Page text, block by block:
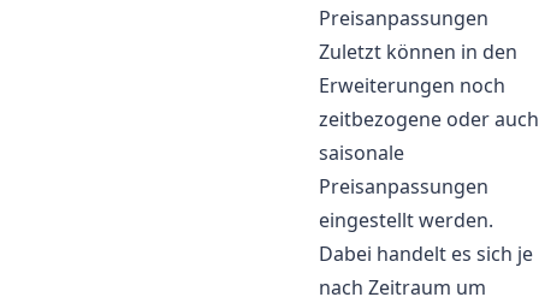
Preisanpassungen
Zuletzt können in den
Erweiterungen noch
zeitbezogene oder auch
saisonale
Preisanpassungen
eingestellt werden.
Dabei handelt es sich je
nach Zeitraum um